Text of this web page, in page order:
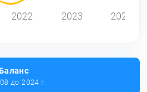
2022 2023 2024
до 2024 г.